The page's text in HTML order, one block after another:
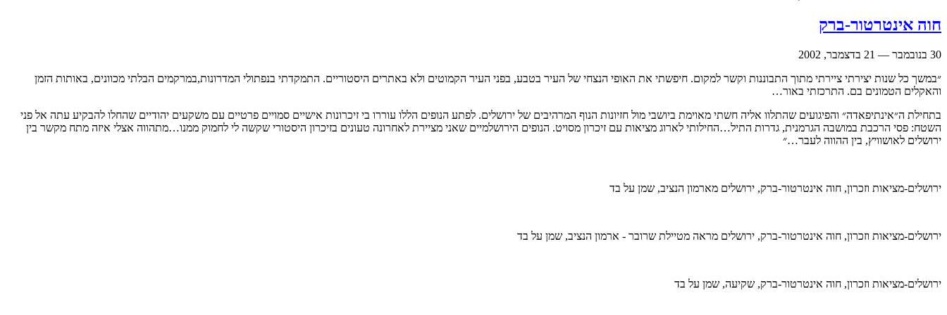
חוה אינטרטור-ברק
30 בנובמבר — 21 בדצמבר, 2002
״במשך כל שנות יצירתי ציירתי מתוך התבוננות וקשר למקום. חיפשתי את האופי הנצחי של העיר בטבע, בפני העיר הקמוטים ולא באתרים היסטוריים. התמקדתי בנפתולי המדרונות,במרקמים הבלתי מכוונים, באותות הזמן
והאקלים הטמונים בם. התרכזתי באור…
בתחילת ה״אינתיפאדה״ והפיגועים שהתלוו אליה חשתי מאוימת ביושבי מול חזיונות הנוף המרהיבים של ירושלים. לפתע הנופים הללו עוררו בי זיכרונות אישיים סמויים פרטיים עם משקעים יהודיים שהחלו להבקיע עתה אל פני
השטח: פסי הרכבת במושבה הגרמנית, גדרות התיל…החילותי לארוג מציאות עם זיכרון מסויט. הנופים הירושלמיים שאני מציירת לאחרונה טעונים בזיכרון היסטורי שקשה לי לחמוק ממנו…מתהווה אצלי איזה מתח מקשר בין
ירושלים לאושוויץ, בין ההווה לעבר…״
ירושלים-מציאות וזכרון, חוה אינטרטור-ברק, ירושלים מארמון הנציב, שמן על בד
ירושלים-מציאות וזכרון, חוה אינטרטור-ברק, ירושלים מראה מטיילת שרובר - ארמון הנציב, שמן על בד
ירושלים-מציאות וזכרון, חוה אינטרטור-ברק, שקיעה, שמן על בד